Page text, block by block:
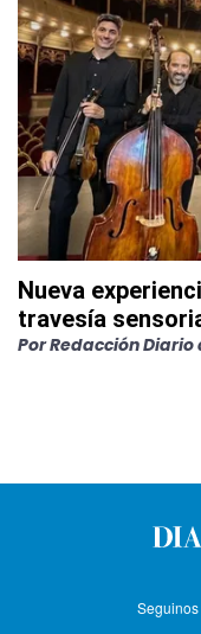
Nueva
travesía
PorRedacción Diario